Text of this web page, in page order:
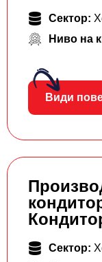
Сектор:
Ниво на
Види
Сектор: